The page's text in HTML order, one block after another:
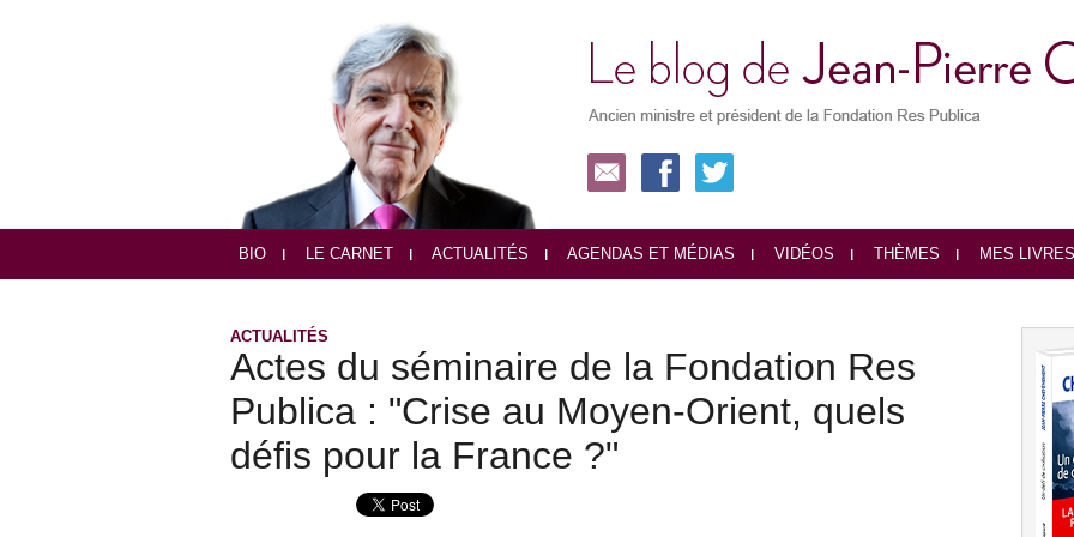
BIO LE CARNET ACTUALITÉS AGENDAS ET MÉDIAS VIDÉOS THÈMES MES LIVRES
ACTUALITÉS
Actes du séminaire de la Fondation Res
Publica : "Crise au Moyen-Orient, quels
défis pour la France ?"